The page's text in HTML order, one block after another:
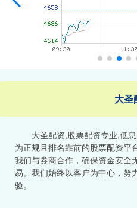
大圣
大圣配资,股票配资专业,低
为正规且排名靠前的股票配资平
我们与券商合作，确保资金安全
易。我们始终以客户为中心，努
验。